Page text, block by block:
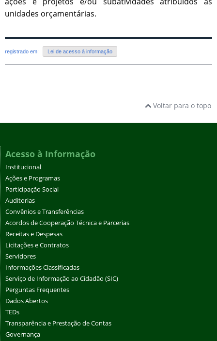
unidades orçamentárias.
registrado em: Lei de acesso à informação
Voltar para o topo
Acesso à Informação
Institucional
Ações e Programas
Participação Social
Auditorias
Convênios e Transferências
Acordos de Cooperação Técnica e Parcerias
Receitas e Despesas
Licitações e Contratos
Servidores
Informações Classificadas
Serviço de Informação ao Cidadão (SIC)
Perguntas Frequentes
Dados Abertos
TEDs
Transparência e Prestação de Contas
Governança